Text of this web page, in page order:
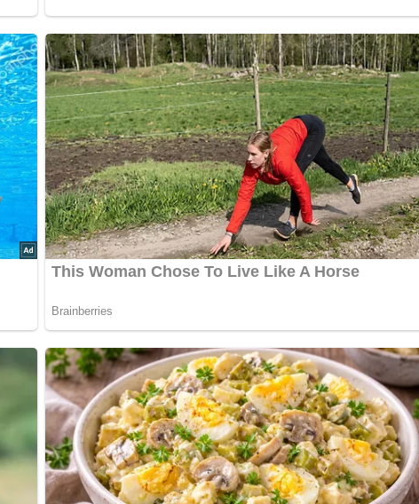
kühlen, dunklen Ort auf und er wird dir für viele Monate Genuss
du denkst!